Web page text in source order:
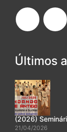
Últimos
(2026)
21/04/2026